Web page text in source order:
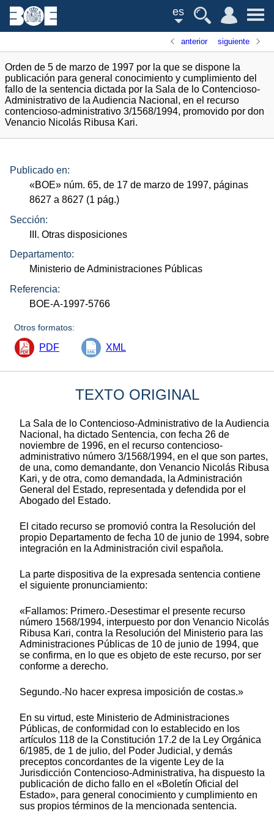
es
anterior siguiente
Orden de 5 de marzo de 1997 por la que se dispone la
publicación para general conocimiento y cumplimiento del
fallo de la sentencia dictada por la Sala de lo Contencioso-
Administrativo de la Audiencia Nacional, en el recurso
contencioso-administrativo 3/1568/1994, promovido por don
Venancio Nicolás Ribusa Kari.
Publicado en:
«BOE» núm. 65, de 17 de marzo de 1997, páginas
8627 a 8627 (1 pág.)
Sección:
III. Otras disposiciones
Departamento:
Ministerio de Administraciones Públicas
Referencia:
BOE-A-1997-5766
Otros formatos:
PDF XML
TEXTO ORIGINAL
La Sala de lo Contencioso-Administrativo de la Audiencia
Nacional, ha dictado Sentencia, con fecha 26 de
noviembre de 1996, en el recurso contencioso-
administrativo número 3/1568/1994, en el que son partes,
de una, como demandante, don Venancio Nicolás Ribusa
Kari, y de otra, como demandada, la Administración
General del Estado, representada y defendida por el
Abogado del Estado.
El citado recurso se promovió contra la Resolución del
propio Departamento de fecha 10 de junio de 1994, sobre
integración en la Administración civil española.
La parte dispositiva de la expresada sentencia contiene
el siguiente pronunciamiento:
«Fallamos: Primero.-Desestimar el presente recurso
número 1568/1994, interpuesto por don Venancio Nicolás
Ribusa Kari, contra la Resolución del Ministerio para las
Administraciones Públicas de 10 de junio de 1994, que
se confirma, en lo que es objeto de este recurso, por ser
conforme a derecho.
Segundo.-No hacer expresa imposición de costas.»
En su virtud, este Ministerio de Administraciones
Públicas, de conformidad con lo establecido en los
artículos 118 de la Constitución 17.2 de la Ley Orgánica
6/1985, de 1 de julio, del Poder Judicial, y demás
preceptos concordantes de la vigente Ley de la
Jurisdicción Contencioso-Administrativa, ha dispuesto la
publicación de dicho fallo en el «Boletín Oficial del
Estado», para general conocimiento y cumplimiento en
sus propios términos de la mencionada sentencia.